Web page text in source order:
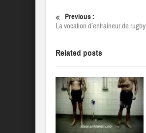
Previous :
La vocation d’entraineur de rugby
Related posts